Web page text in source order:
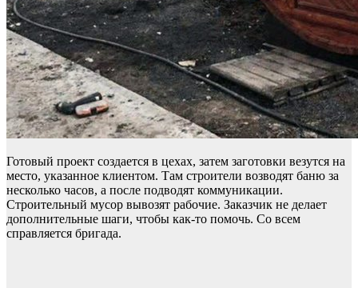
Готовый проект создается в цехах, затем заготовки везутся на
место, указанное клиентом. Там строители возводят баню за
несколько часов, а после подводят коммуникации.
Строительный мусор вывозят рабочие. Заказчик не делает
дополнительные шаги, чтобы как-то помочь. Со всем
справляется бригада.